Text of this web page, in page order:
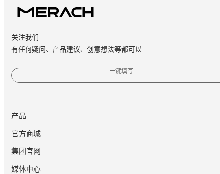
关注我们
有任何疑问、产品建议、创意想法等都可以
一键填写
产品
官方商城
集团官网
媒体中心